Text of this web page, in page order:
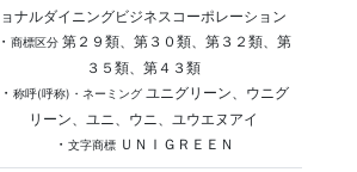
ョナルダイニングビジネスコーポレーション
・ 商標区分第２９類、第３０類、第３２類、第
３５類、第４３類
・ 称呼(呼称)・ネーミングユニグリーン、ウニグ
リーン、ユニ、ウニ、ユウエヌアイ
・ 文字商標ＵＮＩＧＲＥＥＮ